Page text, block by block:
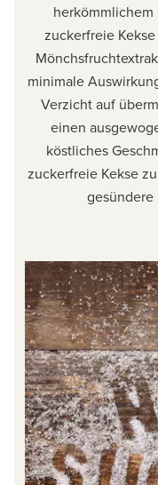
zuckerfreie
minimale
Verzicht auf
einen
köstliches
zuckerfreie Kekse
gesündere